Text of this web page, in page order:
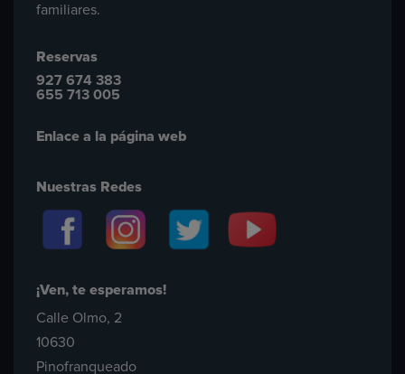
familiares.
Reservas
927 674 383
655 713 005
Enlace a la página web
Nuestras Redes
¡Ven, te esperamos!
Calle Olmo, 2
10630
Pinofranqueado